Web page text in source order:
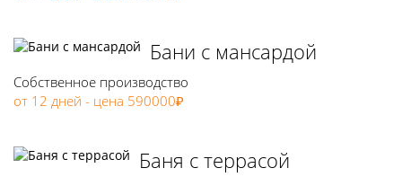
Бани с мансардой
Собственное производство
от 12 дней - цена 590000₽
Баня с террасой